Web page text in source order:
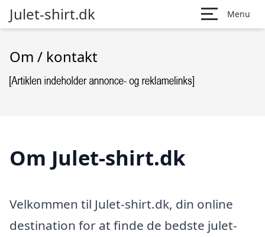
Julet-shirt.dk Menu
Om / kontakt
Om Julet-shirt.dk
Velkommen til Julet-shirt.dk, din online
destination for at finde de bedste julet-